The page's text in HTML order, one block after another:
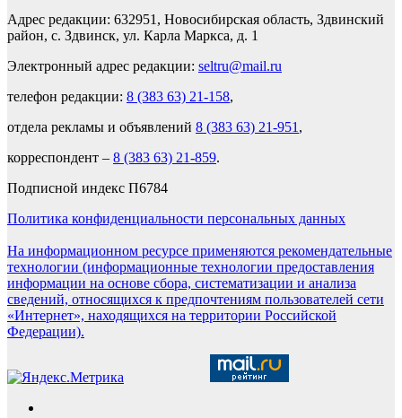
Адрес редакции: 632951, Новосибирская область, Здвинский
район, с. Здвинск, ул. Карла Маркса, д. 1
Электронный адрес редакции: seltru@mail.ru
телефон редакции: 8 (383 63) 21-158,
отдела рекламы и объявлений 8 (383 63) 21-951 ,
корреспондент – 8 (383 63) 21-859.
Подписной индекс П6784
Политика конфиденциальности персональных данных
На информационном ресурсе применяются рекомендательные
технологии (информационные технологии предоставления
информации на основе сбора, систематизации и анализа
сведений, относящихся к предпочтениям пользователей сети
«Интернет», находящихся на территории Российской
Федерации).